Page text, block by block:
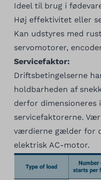
Ideel til brug i
Høj effektivitet eller
Kan udstyres med
servomotorer,
Servicefaktor:
Driftsbetingelserne
holdbarheden af
derfor dimensioneres
servicefaktorerne.
værdierne gælder for
elektrisk AC-motor.